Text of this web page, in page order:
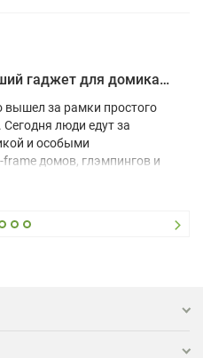
Почему проектор – лучший гаджет для домика в глэмпинге
за рамки простого
люди едут за
и особыми
домов, глэмпингов и
растет, и
в соцсетях,